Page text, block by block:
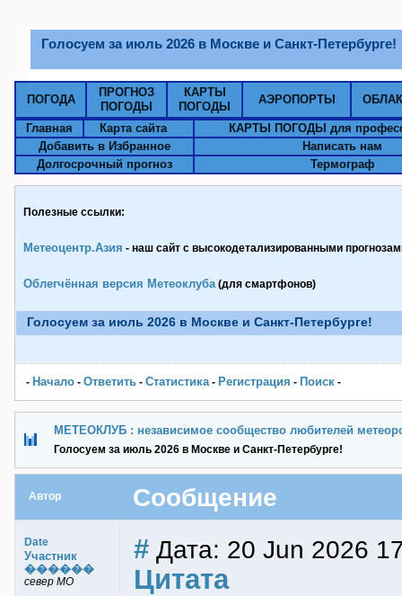
Голосуем за июль 2026 в Москве и Санкт-Петербурге!
ПОГОДА
ПРОГНОЗ
ПОГОДЫ
КАРТЫ
ПОГОДЫ
АЭРОПОРТЫ
Главная Карта сайта
КАРТЫ ПОГОДЫ для
Добавить в Избранное
Написать нам
Долгосрочный прогноз
Термограф
Полезные ссылки:
Метеоцентр.Азия - наш сайт с высокодетализированными
Облегчённая версия Метеоклуба(для смартфонов)
Голосуем за июль 2026 в Москве и Санкт-Петербурге!
- Начало - Ответить - Статистика- Pегистрация - Поиск -
МЕТЕОКЛУБ : независимое сообщество любителей
Голосуем за июль 2026 в Москве и Санкт-Петербурге!
Автор Сообщение
Date
Участник
������
север МО
# Дата: 20 Jun 2026
Цитата